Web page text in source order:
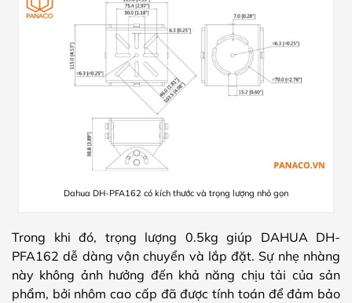
Dahua DH-PFA162 có kích thước và trọng lượng nhỏ gọn
Trong khi đó, trọng lượng 0.5kg giúp DAHUA DH-
PFA162 dễ dàng vận chuyển và lắp đặt. Sự nhẹ nhàng
này không ảnh hưởng đến khả năng chịu tải của sản
phẩm, bởi nhôm cao cấp đã được tính toán để đảm bảo